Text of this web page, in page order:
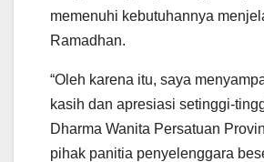
memenuhi kebutuhannya
Ramadhan.
“Oleh karena itu, saya
kasih dan apresiasi setinggi-
Dharma Wanita Persatuan
pihak panitia penyelenggara